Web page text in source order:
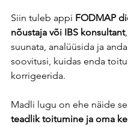
Siin tuleb appi FODMAP
nõustaja või IBS konsultant
suunata, analüüsida ja
soovitusi, kuidas enda
korrigeerida.
Madli lugu on ehe näide
teadlik toitumine ja oma